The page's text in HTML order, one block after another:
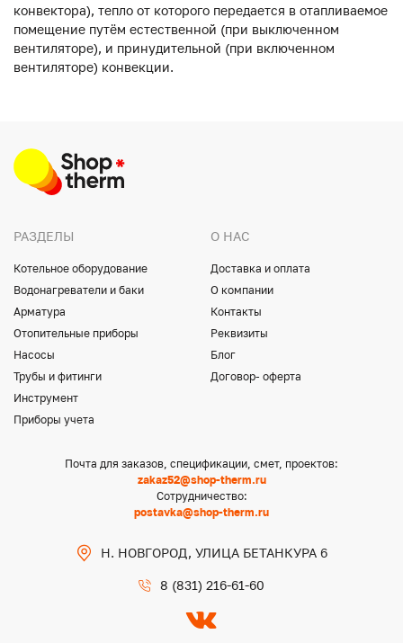
конвектора), тепло от которого передается в отапливаемое
помещение путём естественной (при выключенном
вентиляторе), и принудительной (при включенном
вентиляторе) конвекции.
РАЗДЕЛЫ
Котельное оборудование
Водонагреватели и баки
Арматура
Отопительные приборы
Насосы
Трубы и фитинги
Инструмент
Приборы учета
О НАС
Доставка и оплата
О компании
Контакты
Реквизиты
Блог
Договор- оферта
Почта для заказов, спецификации, смет, проектов:
zakaz52@shop-therm.ru
Сотрудничество:
postavka@shop-therm.ru
Н. НОВГОРОД, УЛИЦА БЕТАНКУРА 6
8 (831) 216-61-60